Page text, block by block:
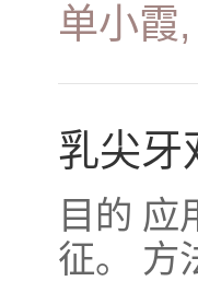
单小霞
乳尖牙
目的 应
征。 方